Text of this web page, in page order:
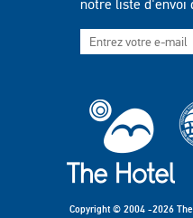
notre liste d'envoi
Copyright © 2004 -2026